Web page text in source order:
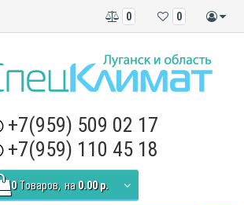
0
0
+7(959) 509 02 17
+7(959) 110 45 18
0 Tоваров, на 0.00 р.